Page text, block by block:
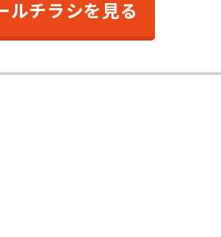
ルチラシを見る